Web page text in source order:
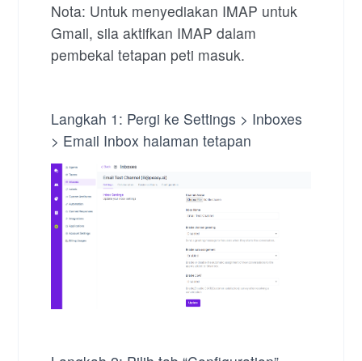
Nota: Untuk menyediakan IMAP untuk
Gmail, sila aktifkan IMAP dalam
pembekal tetapan peti masuk.
Langkah 1: Pergi ke Settings > Inboxes
> Email Inbox halaman tetapan